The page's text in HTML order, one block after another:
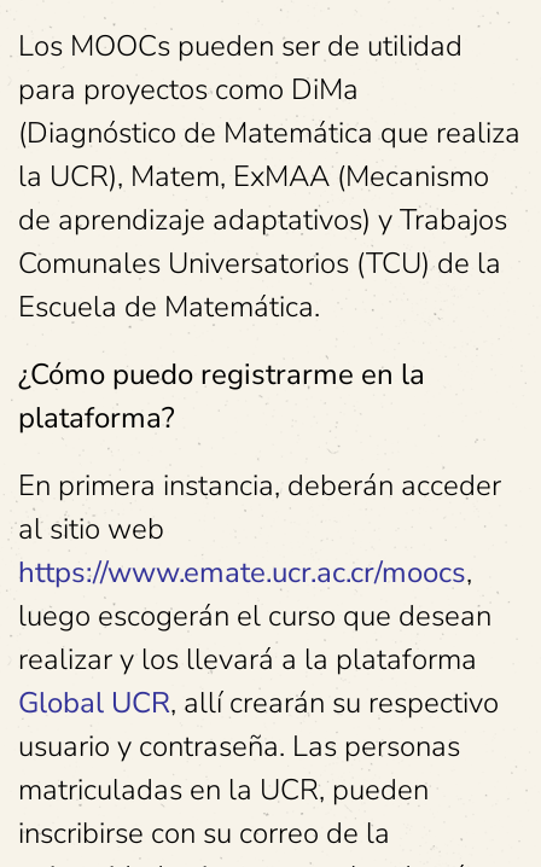
Los MOOCs pueden ser de utilidad
para proyectos como DiMa
(Diagnóstico de Matemática que realiza
la UCR), Matem, ExMAA (Mecanismo
de aprendizaje adaptativos) y Trabajos
Comunales Universatorios (TCU) de la
Escuela de Matemática.
¿Cómo puedo registrarme en la
plataforma?
En primera instancia, deberán acceder
al sitio web
https://www.emate.ucr.ac.cr/moocs,
luego escogerán el curso que desean
realizar y los llevará a la plataforma
Global UCR, allí crearán su respectivo
usuario y contraseña. Las personas
matriculadas en la UCR, pueden
inscribirse con su correo de la